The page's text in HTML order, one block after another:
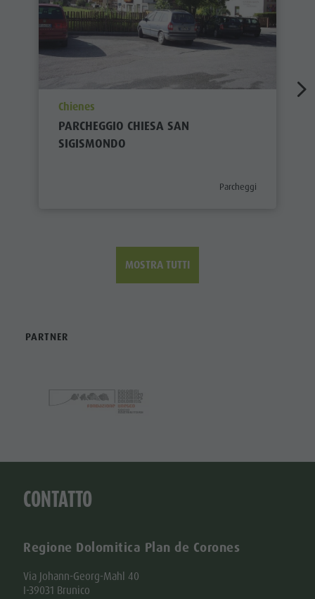
aria.poi_location_prefix
Chienes
PARCHEGGIO CHIESA SAN
SIGISMONDO
aria.poi_category_prefix
Parcheggi
MOSTRA TUTTI
PARTNER
CONTATTO
Regione Dolomitica Plan de Corones
Via Johann-Georg-Mahl 40
I-39031 Brunico